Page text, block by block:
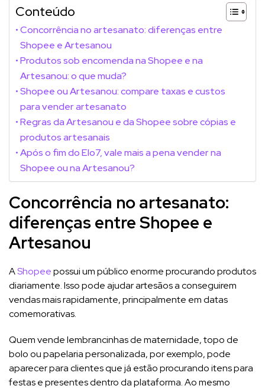
Conteúdo
Concorrência no artesanato: diferenças entre
Shopee e Artesanou
Produtos sob encomenda na Shopee e na
Artesanou: o que muda?
Shopee ou Artesanou: compare taxas e custos
para vender artesanato
Regras da Artesanou e da Shopee sobre cópias e
produtos artesanais
Após o fim do Elo7, vale mais a pena vender na
Shopee ou na Artesanou?
Concorrência no artesanato:
diferenças entre Shopee e
Artesanou
AShopeepossui um público enorme procurando produtos
diariamente. Isso pode ajudar artesãos a conseguirem
vendas mais rapidamente, principalmente em datas
comemorativas.
Quem vende lembrancinhas de maternidade, topo de
bolo ou papelaria personalizada, por exemplo, pode
aparecer para clientes que já estão procurando itens para
festas e presentes dentro da plataforma. Ao mesmo